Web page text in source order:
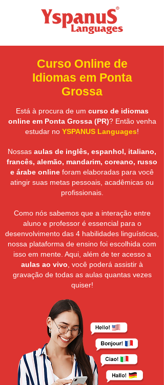
Curso Online de
Idiomas em Ponta
Grossa
Está à procura de um curso de idiomas
online em Ponta Grossa (PR)? Então venha
estudar no YSPANUS Languages!
Nossas aulas de inglês, espanhol, italiano,
francês, alemão, mandarim, coreano, russo
e árabe online foram elaboradas para você
atingir suas metas pessoais, acadêmicas ou
profissionais.
Como nós sabemos que a interação entre
aluno e professor é essencial para o
desenvolvimento das 4 habilidades linguísticas,
nossa plataforma de ensino foi escolhida com
isso em mente. Aqui, além de ter acesso a
aulas ao vivo , você poderá assistir à
gravação de todas as aulas quantas vezes
quiser!